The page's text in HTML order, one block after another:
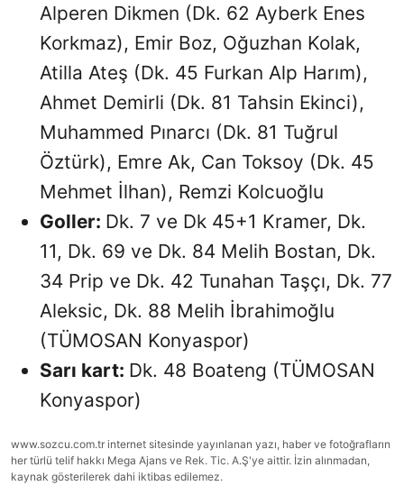
Alperen Dikmen (Dk. 62 Ayberk Enes
Korkmaz), Emir Boz, Oğuzhan Kolak,
Atilla Ateş (Dk. 45 Furkan Alp Harım),
Ahmet Demirli (Dk. 81 Tahsin Ekinci),
Muhammed Pınarcı (Dk. 81 Tuğrul
Öztürk), Emre Ak, Can Toksoy (Dk. 45
Mehmet İlhan), Remzi Kolcuoğlu
Goller: Dk. 7 ve Dk 45+1 Kramer, Dk.
11, Dk. 69 ve Dk. 84 Melih Bostan, Dk.
34 Prip ve Dk. 42 Tunahan Taşçı, Dk. 77
Aleksic, Dk. 88 Melih İbrahimoğlu
(TÜMOSAN Konyaspor)
Sarı kart: Dk. 48 Boateng (TÜMOSAN
Konyaspor)
www.sozcu.com.tr internet sitesinde yayınlanan yazı, haber ve fotoğrafların
her türlü telif hakkı Mega Ajans ve Rek. Tic. A.Ş'ye aittir. İzin alınmadan,
kaynak gösterilerek dahi iktibas edilemez.